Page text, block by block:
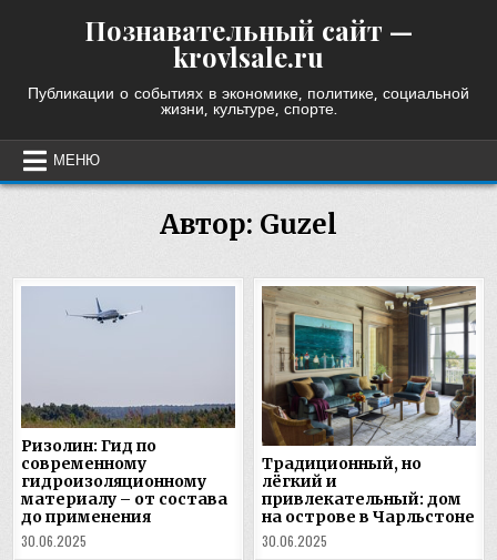
Познавательный сайт —
krovlsale.ru
Публикации о событиях в экономике, политике, социальной
жизни, культуре, спорте.
МЕНЮ
Автор: Guzel
Ризолин: Гид по
современному
гидроизоляционному
материалу – от состава
до применения
30.06.2025
Традиционный, но
лёгкий и
привлекательный: дом
на острове в Чарльстоне
30.06.2025